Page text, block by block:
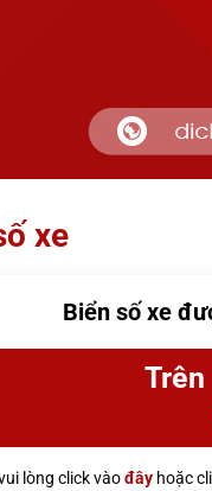
xe
Biển số xe
lòng click vàođâyhoặc